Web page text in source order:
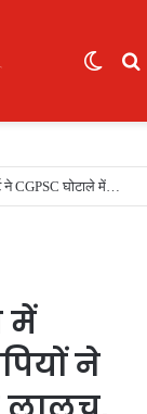
भूखे-प्यासे बच्चों का रेस्क्यू, 16 में से 7 नाबालिग, काम दिलाने के नाम पर ले गए रायपुर, फिर भेजा दुर्ग
में
ने